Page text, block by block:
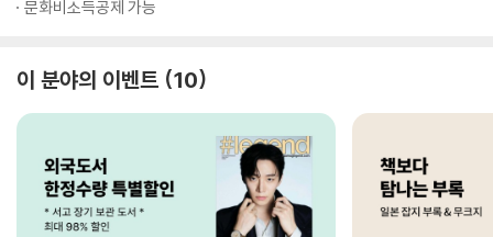
문화비소득공제 가능
이 분야의 이벤트 10